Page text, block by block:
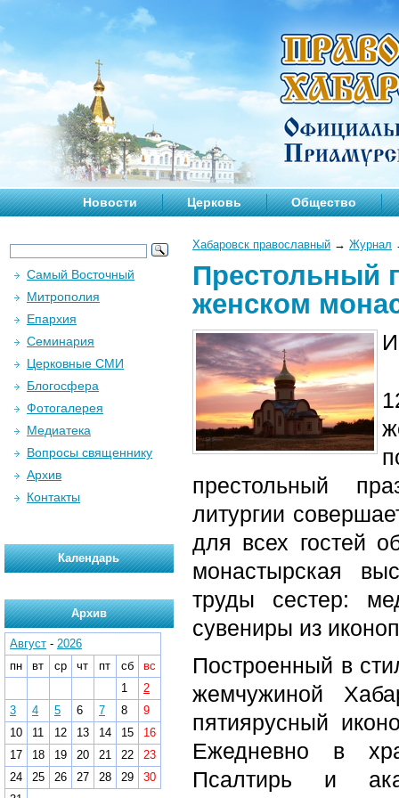
Новости Церковь Общество
Хабаровск православный → Журнал
Престольный
женском
престольный
литургии
для всех гостей
монастырская
труды сестер:
сувениры из
Построенный в
жемчужиной
пятиярусный
Ежедневно в
Псалтирь и
Самый Восточный
Митрополия
Епархия
Семинария
Церковные СМИ
Блогосфера
Фотогалерея
Медиатека
Вопросы священнику
Архив
Контакты
Календарь
Архив
Август - 2026
пн
вт ср чт пт сб
вс
1
2
3
4 5 6 7 8
9
10
11 12 13 14 15
16
17
18 19 20 21 22
23
24
25 26 27 28 29
30